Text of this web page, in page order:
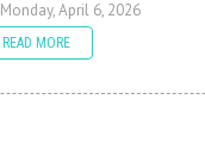
Monday, April 6, 2026
READ MORE